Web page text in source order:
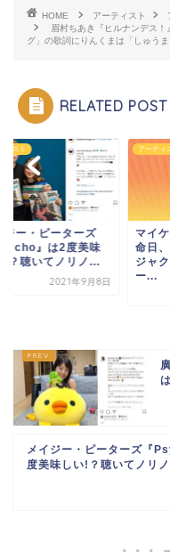
HOME アーティスト
眉村ちあき『ヒルナンデス
グ」の歌詞にりんくまは「しゅうま
RELATED POST
ィスト
ジー・ピーターズ
』は2度美味
!？聴いてノリノ...
2021年9月8日
アーティ
マイ
命日
ジャ
ー...
メイジー・ピーターズ『
度美味しい!？聴いてノリ